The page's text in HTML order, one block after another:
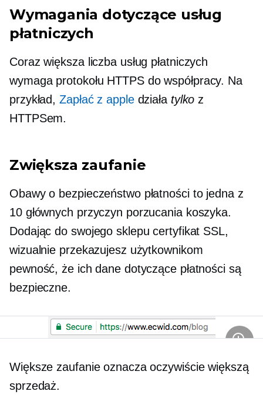
Wymagania dotyczące usług
płatniczych
Coraz większa liczba usług płatniczych
wymaga protokołu HTTPS do współpracy. Na
przykład,Zapłać z appledziała tylko z
HTTPSem.
Zwiększa zaufanie
Obawy o bezpieczeństwo płatności to jedna z
10 głównych przyczyn porzucania koszyka.
Dodając do swojego sklepu certyfikat SSL,
wizualnie przekazujesz użytkownikom
pewność, że ich dane dotyczące płatności są
bezpieczne.
Większe zaufanie oznacza oczywiście większą
sprzedaż.